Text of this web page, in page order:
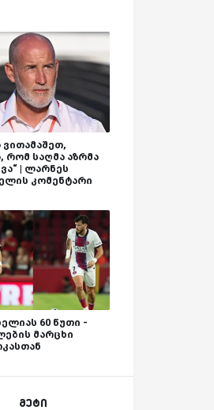
ვითამაშეთ,
რომ საღმა აზრმა
| ლარნეს
კომენტარი
60 წუთი -
მარცხი
მეტი